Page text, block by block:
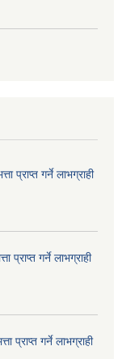
प्राप्त गर्ने लाभग्राही
गर्ने लाभग्राही
प्राप्त गर्ने लाभग्राही